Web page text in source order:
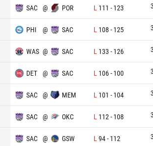
SAC @ POR L 111 - 123
PHI @ SAC L 108 - 125
WAS @ SAC L 133 - 126
DET @ SAC L 106- 100
SAC @ MEM L 101 - 104
SAC @ OKC L 112 - 108
SAC @ GSW L 94- 112